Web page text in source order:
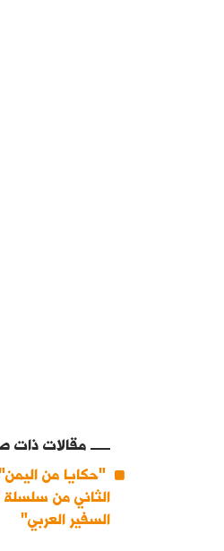
مقالات ذات
"حكايا من
الثاني من
السفير العربي"